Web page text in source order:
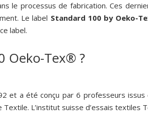
le processus de fabrication. Ces
Le label Standard 100 by Oeko-
label.
Oeko-Tex® ?
et a été conçu par 6 professeurs issus
L’institut suisse d’essais